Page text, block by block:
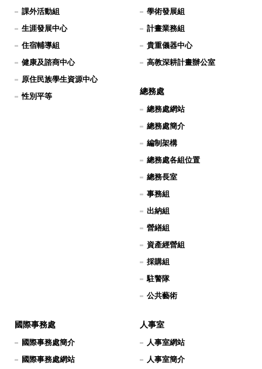
課外活動組
生涯發展中心
住宿輔導組
健康及諮商中心
原住民族學生資源中心
性別平等
學術發展組
計畫業務組
貴重儀器中心
高教深耕計畫辦公室
總務處
總務處網站
總務處簡介
編制架構
總務處各組位置
總務長室
事務組
出納組
營繕組
資產經營組
採購組
駐警隊
公共藝術
國際事務處
國際事務處簡介
國際事務處網站
人事室
人事室網站
人事室簡介